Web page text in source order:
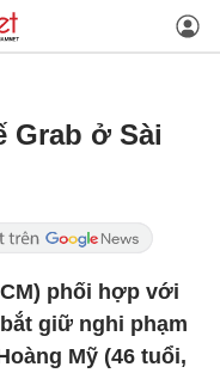
Grab ở Sài
phối hợp với
giữ nghi phạm
Mỹ (46 tuổi,